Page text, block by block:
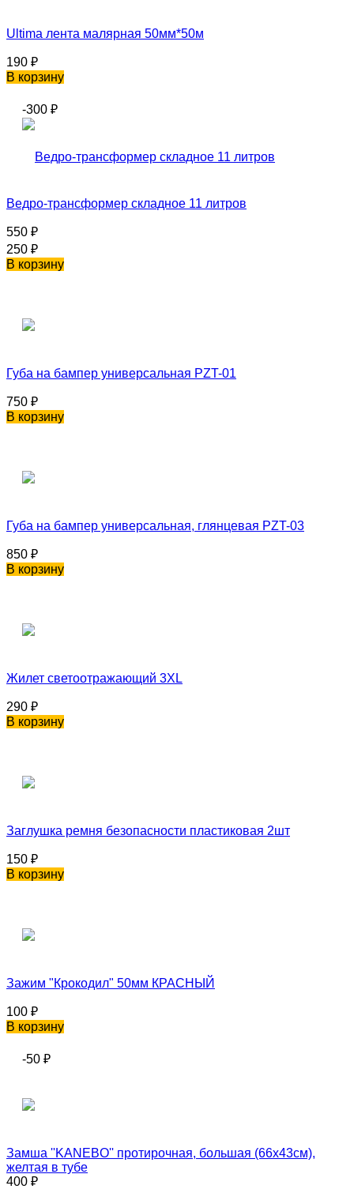
Ultima лента малярная 50мм*50м
190 ₽
В корзину
-300 ₽
Ведро-трансформер складное 11 литров
550 ₽
250 ₽
В корзину
Губа на бампер универсальная PZT-01
750 ₽
В корзину
Губа на бампер универсальная, глянцевая PZT-03
850 ₽
В корзину
Жилет светоотражающий 3XL
290 ₽
В корзину
Заглушка ремня безопасности пластиковая 2шт
150 ₽
В корзину
Зажим "Крокодил" 50мм КРАСНЫЙ
100 ₽
В корзину
-50 ₽
Замша ''KANEBO'' протирочная, большая (66х43см),
желтая в тубе
400 ₽